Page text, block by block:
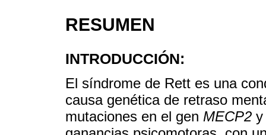
RESUMEN
INTRODUCCIÓN:
El síndrome de Rett es una
causa genética de retraso
mutaciones en el gen MECP2 y